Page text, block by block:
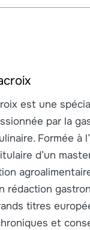
est une
par la
Formée à
d’un
rédaction
titres
et